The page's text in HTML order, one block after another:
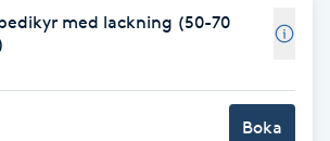
med lackning (50-70
Boka